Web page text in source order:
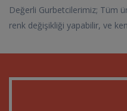
Değerli Gurbetcilerimiz; Tüm
renk değişikliği yapabilir, ve